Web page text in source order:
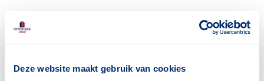
Deze website maakt gebruik van cookies